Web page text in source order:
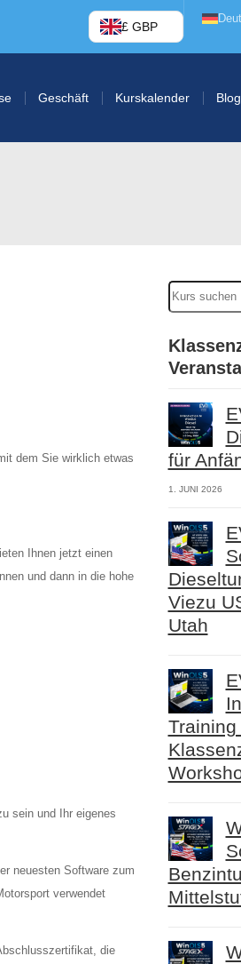
£ GBP
Geschäft Kurskalender Blog
dem Sie wirklich etwas
Ihnen jetzt einen
und dann in die hohe
sein und Ihr eigenes
neuesten Software zum
verwendet
die
für
1. JUNI 2026
Viezu
Utah